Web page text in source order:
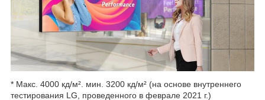
* Макс. 4000 кд/м². мин. 3200 кд/м² (на основе внутреннего
тестирования LG, проведенного в феврале 2021 г.)